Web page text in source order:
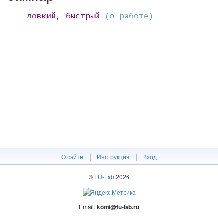
ловкий, быстрый (о работе)
О сайте | Инструкция | Вход
© FU-Lab2026
Email:komi@fu-lab.ru